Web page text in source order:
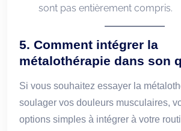
sont pas entièrement compris.
5. Comment intégrer la
métalothérapie dans son
Si vous souhaitez essayer la
soulager vos douleurs musculaires,
options simples à intégrer à votre